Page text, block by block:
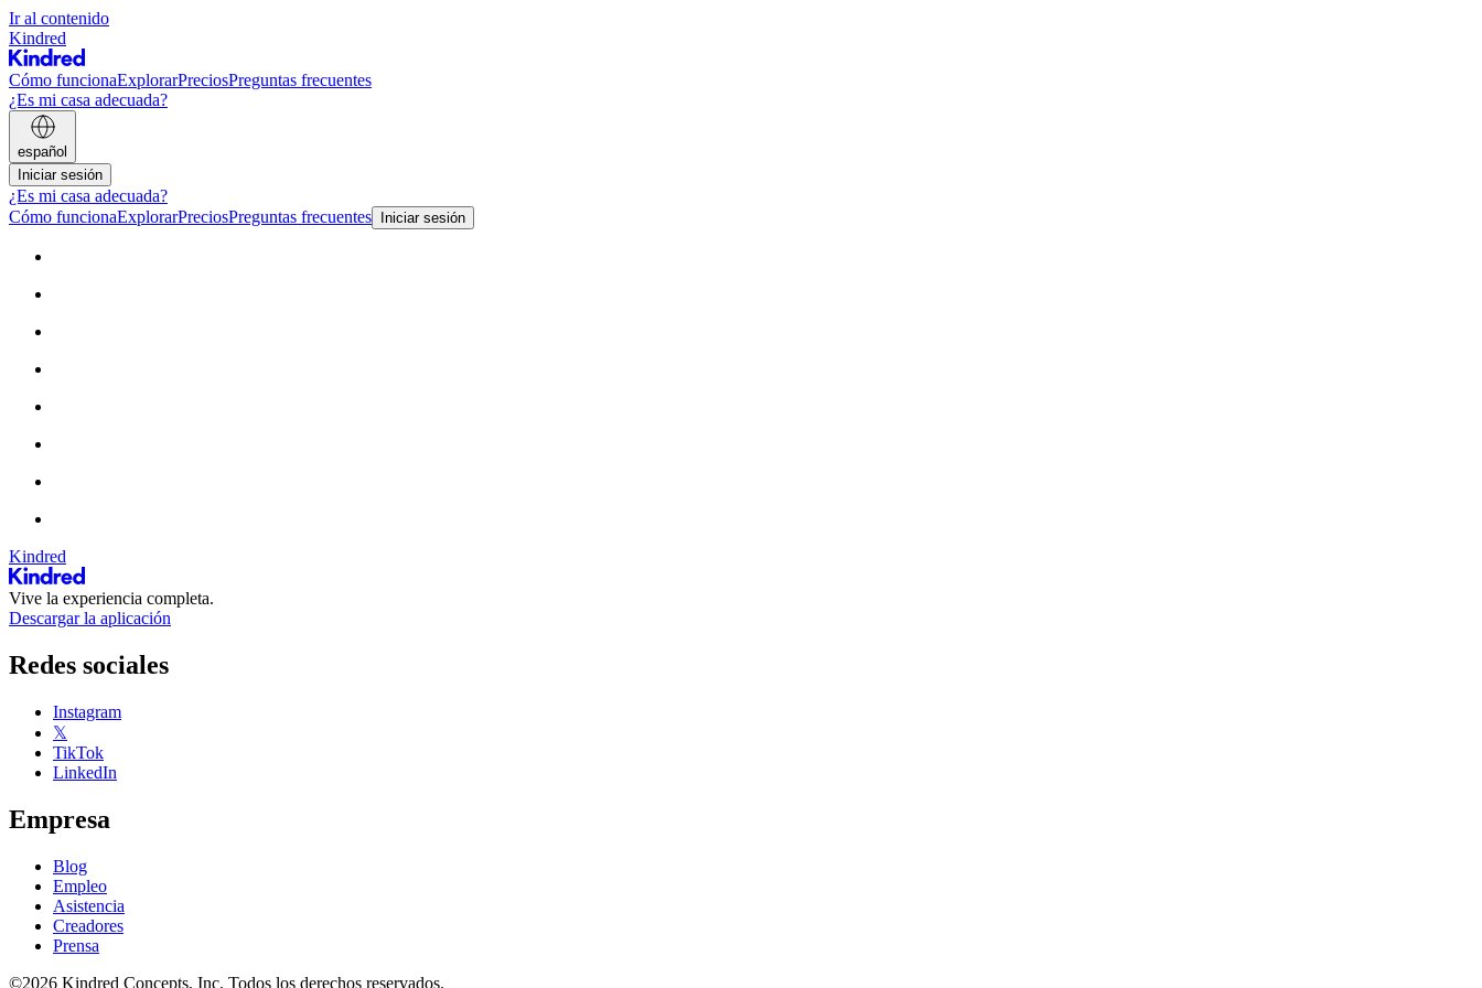
Ir al contenido
Kindred
Cómo funcionaExplorarPreciosPreguntas frecuentes
¿Es mi casa adecuada?
español
Iniciar sesión
¿Es mi casa adecuada?
Cómo funcionaExplorarPreciosPreguntas frecuentes Iniciar sesión
Kindred
Vive la experiencia completa.
Descargar la aplicación
Redes sociales
Instagram
𝕏
TikTok
LinkedIn
Empresa
Blog
Empleo
Asistencia
Creadores
Prensa
©2026 Kindred Concepts, Inc. Todos los derechos reservados.